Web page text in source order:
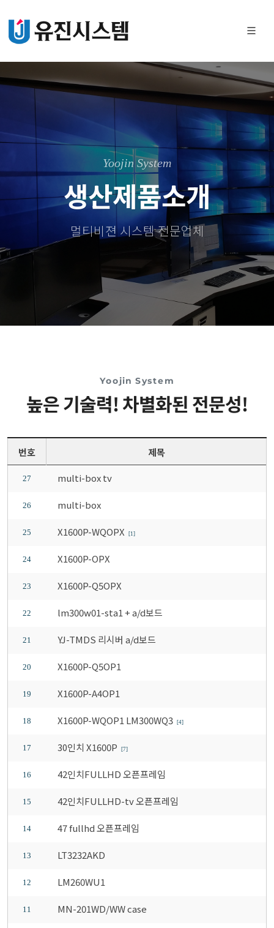
Yoojin System
생산제품소개
멀티비젼 시스템 전문업체
Yoojin System
높은 기술력! 차별화된 전문성!
번호 제목
27 multi-box tv
26 multi-box
25 X1600P-WQOPX [1]
24 X1600P-OPX
23 X1600P-Q5OPX
22 lm300w01-sta1 + a/d보드
21 YJ-TMDS 리시버 a/d보드
20 X1600P-Q5OP1
19 X1600P-A4OP1
18 X1600P-WQOP1 LM300WQ3 [4]
17 30인치 X1600P [7]
16 42인치FULLHD 오픈프레임
15 42인치FULLHD-tv 오픈프레임
14 47 fullhd 오픈프레임
13 LT3232AKD
12 LM260WU1
11 MN-201WD/WW case